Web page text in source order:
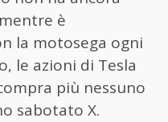
è
la motosega ogni
le azioni di Tesla
più nessuno
sabotato X.